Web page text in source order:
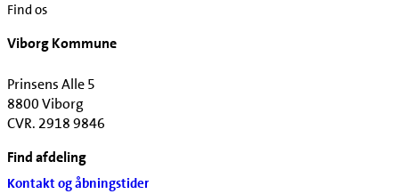
Find os
Viborg Kommune
Prinsens Alle 5
8800 Viborg
CVR. 2918 9846
Find afdeling
Kontakt og åbningstider